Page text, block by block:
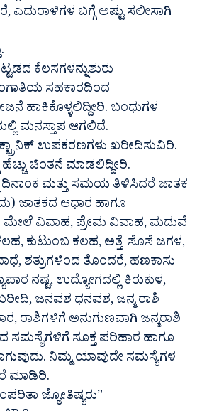
ಬಗ್ಗೆ ಅಷ್ಟು ಸಲೀಸಾಗಿ
ಕೆಲಸಗಳನ್ನುಶುರು
ಸಹಕಾರದಿಂದ
ಹಾಕಿಕೊಳ್ಳಲಿದ್ದೀರಿ. ಬಂಧುಗಳ
ಮನಸ್ತಾಪ ಆಗಲಿದೆ.
ಉಪಕರಣಗಳು ಖರೀದಿಸುವಿರಿ.
ಚಿಂತನೆ ಮಾಡಲಿದ್ದೀರಿ.
ದಿನಾಂಕ ಮತ್ತು ಸಮಯ ತಿಳಿಸಿದರೆ ಜಾತಕ
ಜಾತಕದ ಆಧಾರ ಹಾಗೂ
ಮೇಲೆ ವಿವಾಹ, ಪ್ರೇಮ ವಿವಾಹ, ಮದುವೆ
ಕುಟುಂಬ ಕಲಹ, ಅತ್ತೆ-ಸೊಸೆ ಜಗಳ,
ಶತ್ರುಗಳಿಂದ ತೊಂದರೆ, ಹಣಕಾಸು
ನಷ್ಟ, ಉದ್ಯೋಗದಲ್ಲಿ ಕಿರುಕುಳ,
ಜನವಶ ಧನವಶ, ಜನ್ಮ ರಾಶಿ
ರಾಶಿಗಳಿಗೆ ಅನುಗುಣವಾಗಿ ಜನ್ಮರಾಶಿ
ಸಮಸ್ಯೆಗಳಿಗೆ ಸೂಕ್ತ ಪರಿಹಾರ ಹಾಗೂ
ನಿಮ್ಮ ಯಾವುದೇ ಸಮಸ್ಯೆಗಳ
ಮಾಡಿರಿ.
ಜ್ಯೋತಿಷ್ಯರು”